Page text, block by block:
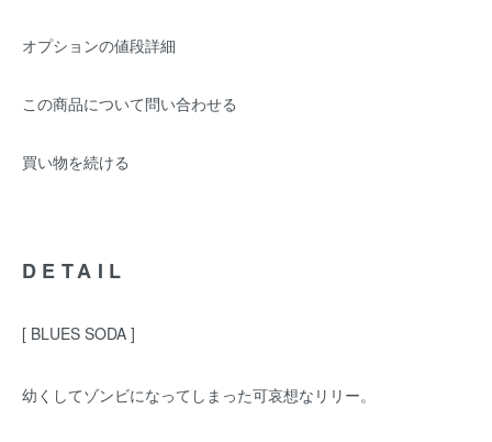
オプションの値段詳細
この商品について問い合わせる
買い物を続ける
DETAIL
[ BLUES SODA ]
幼くしてゾンビになってしまった可哀想なリリー。